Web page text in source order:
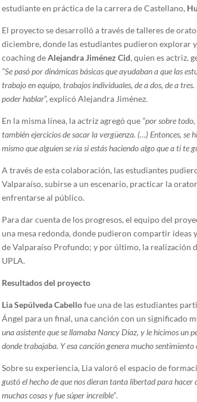
estudiante en práctica de la carrera de Castellano,
El proyecto se desarrolló a través de talleres de
diciembre, donde las estudiantes pudieron explorar
coaching deAlejandra Jiménez Cid, quien es actriz,
“Se pasó por dinámicas básicas que ayudaban a que las
trabajo en equipo, trabajos individuales, de a dos, de a
poder hablar”, explicó Alejandra Jiménez.
En la misma línea, la actriz agregó que “por sobre
también ejercicios de sacar la vergüenza. (…) Entonces, se
mismo que alguien se ría si estás haciendo algo que a ti te
A través de esta colaboración, las estudiantes
Valparaíso, subirse a un escenario, practicar la
enfrentarse al público.
Para dar cuenta de los progresos, el equipo del
una mesa redonda, donde pudieron compartir ideas
de Valparaíso Profundo; y por último, la realización
UPLA.
Resultados del proyecto
Lia Sepúlveda Cabellofue una de las estudiantes
Ángel para un final, una canción con un significado
una asistente que se llamaba Nancy Díaz, y le hicimos un
donde trabajaba. Y esa canción genera mucho
Sobre su experiencia, Lia valoró el espacio de
gustó el hecho de que nos dieran tanta libertad para hacer
muchas cosas y fue súper increíble”.